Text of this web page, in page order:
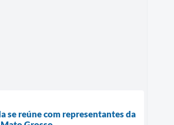
se reúne com representantes da